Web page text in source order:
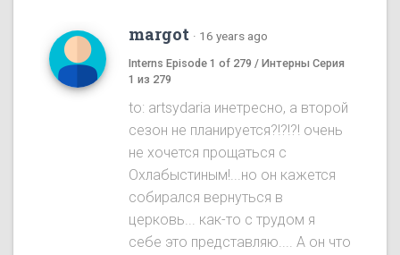
margot · 16 years ago
Interns Episode 1 of 279 / Интерны Серия
1 из 279
to: artsydaria инетресно, а второй
сезон не планируется?!?!?! очень
не хочется прощаться с
Охлабыстиным!...но он кажется
собирался вернуться в
церковь... как-то с трудом я
себе это представляю.... А он что